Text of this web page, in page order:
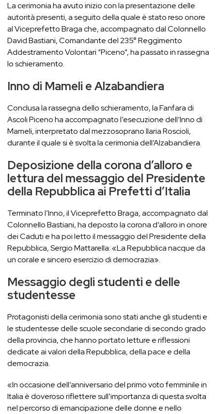
La cerimonia ha avuto inizio con la presentazione delle
autorità presenti, a seguito della quale è stato reso onore
al Viceprefetto Braga che, accompagnato dal Colonnello
David Bastiani, Comandante del 235° Reggimento
Addestramento Volontari “Piceno”, ha passato in rassegna
lo schieramento.
Inno di Mameli e Alzabandiera
Conclusa la rassegna dello schieramento, la Fanfara di
Ascoli Piceno ha accompagnato l’esecuzione dell’Inno di
Mameli, interpretato dal mezzosoprano Ilaria Roscioli,
durante il quale si è svolta la cerimonia dell’Alzabandiera.
Deposizione della corona d’alloro e
lettura del messaggio del Presidente
della Repubblica ai Prefetti d’Italia
Terminato l’Inno, il Viceprefetto Braga, accompagnato dal
Colonnello Bastiani, ha deposto la corona d’alloro in onore
dei Caduti e ha poi letto il messaggio del Presidente della
Repubblica, Sergio Mattarella: «La Repubblica nacque da
un corale e sincero esercizio di democrazia».
Messaggio degli studenti e delle
studentesse
Protagonisti della cerimonia sono stati anche gli studenti e
le studentesse delle scuole secondarie di secondo grado
della provincia, che hanno portato letture e riflessioni
dedicate ai valori della Repubblica, della pace e della
democrazia.
«In occasione dell’anniversario del primo voto femminile in
Italia è doveroso riflettere sull’importanza di questa svolta
nel percorso di emancipazione delle donne e nello